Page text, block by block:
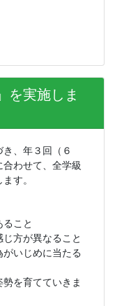
を実施しま
、年３回（６
わせて、全学級
す。
こと
方が異なること
がいじめに当たる
を育てていきま